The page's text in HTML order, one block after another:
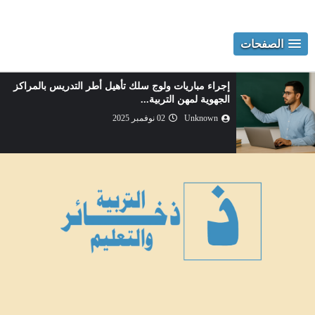
الصفحات
إجراء مباريات ولوج سلك تأهيل أطر التدريس بالمراكز
الجهوية لمهن التربية...
Unknown 02 نوفمبر 2025